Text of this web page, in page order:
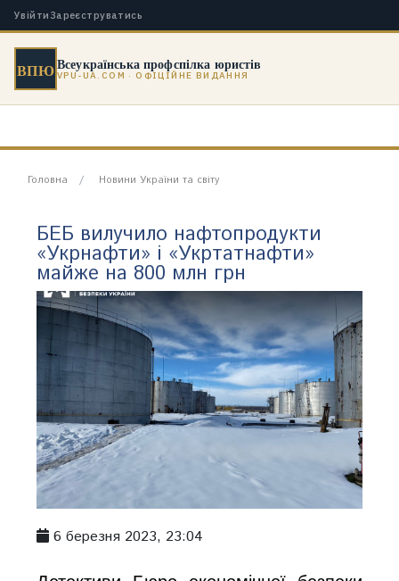
Увійти Зареєструватись
ВПЮВсеукраїнська профспілка юристів
VPU-UA.COM · ОФІЦІЙНЕ ВИДАННЯ
Головна Новини України та світу
БЕБ вилучило нафтопродукти
«Укрнафти» і «Укртатнафти»
майже на 800 млн грн
6 березня 2023, 23:04